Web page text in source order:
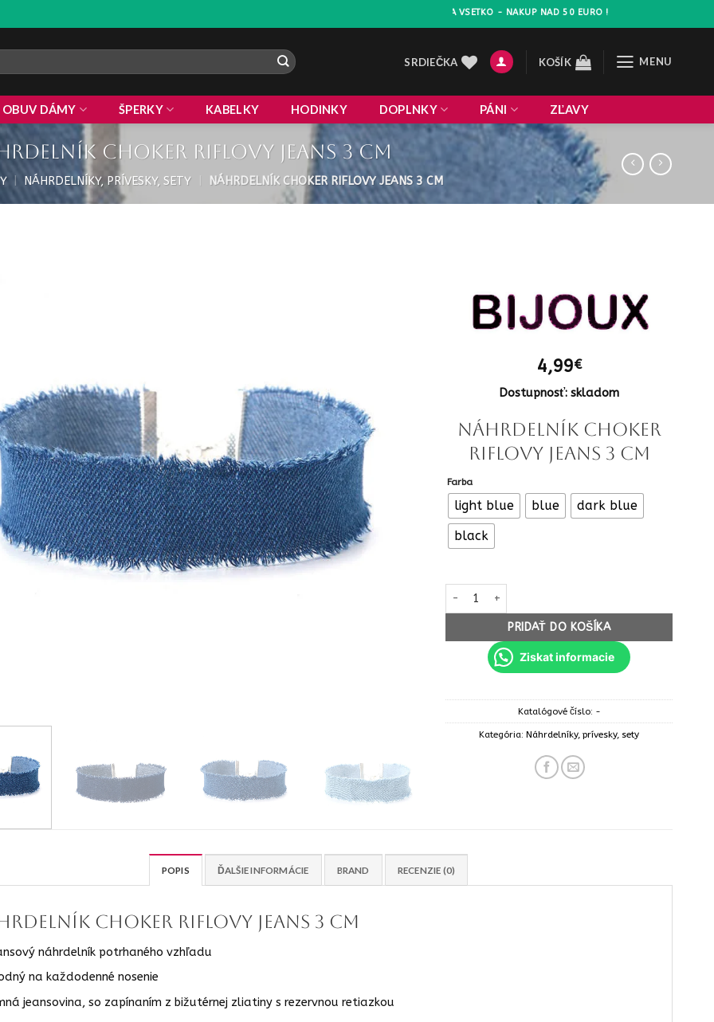
ZLAVA 10% NA VSETKO - NAKUP NAD 50 EURO !
SRDIEČKA KOŠÍK MENU
OBUV DÁMY ŠPERKY KABELKY HODINKY DOPLNKY PÁNI ZĽAVY
Choker riflovy Jeans 3 cm
NÁHRDELNÍKY, PRÍVESKY, SETY NÁHRDELNÍK CHOKER RIFLOVY JEANS 3 CM
4,99€
Dostupnosť: skladom
Náhrdelník Choker
riflovy Jeans 3 cm
Farba
light blue blue
dark blue
black
množstvo Náhrdelník Choker riflovy Jeans 3 cm
PRIDAŤ DO KOŠÍKA
Ziskat informacie
Katalógové číslo: -
Kategória:Náhrdelníky, prívesky, sety
POPIS ĎALŠIE INFORMÁCIE BRAND RECENZIE (0)
Choker riflovy Jeans 3 cm
náhrdelník potrhaného vzhľadu
na každodenné nosenie
jeansovina, so zapínaním z bižutérnej zliatiny s rezervnou retiazkou